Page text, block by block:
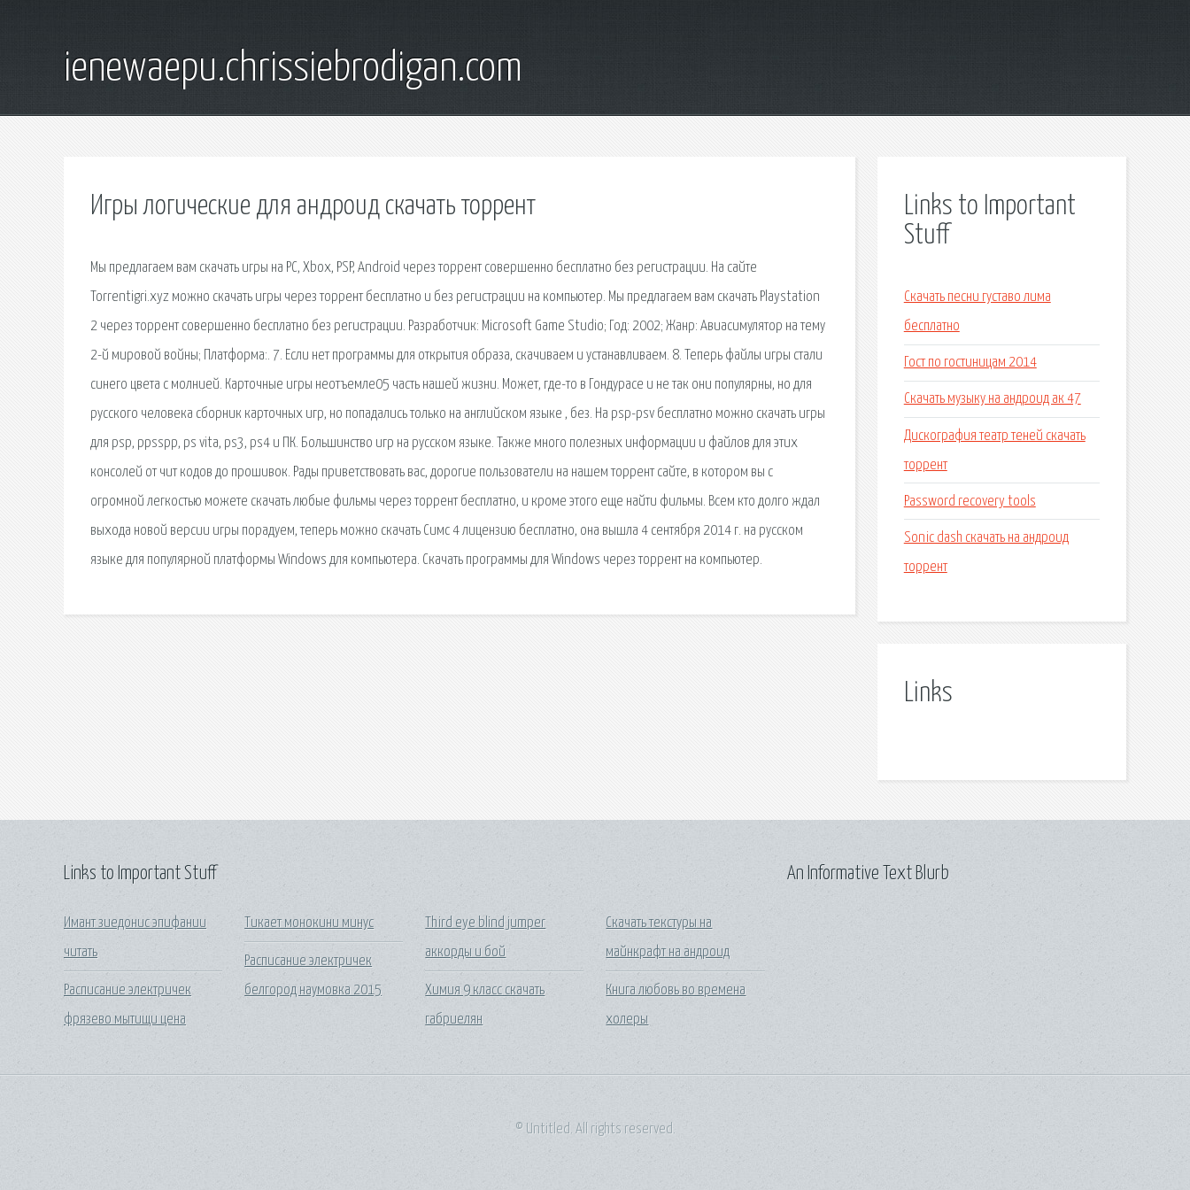
ienewaepu.chrissiebrodigan.com
Игры логические для андроид скачать торрент
Мы предлагаем вам скачать игры на PC, Xbox, PSP, Android через торрент совершенно бесплатно без регистрации. На сайте
Torrentigri.xyz можно скачать игры через торрент бесплатно и без регистрации на компьютер. Мы предлагаем вам скачать Playstation
2 через торрент совершенно бесплатно без регистрации. Разработчик: Microsoft Game Studio; Год: 2002; Жанр: Авиасимулятор на тему
2-й мировой войны; Платформа:. 7. Если нет программы для открытия образа, скачиваем и устанавливаем. 8. Теперь файлы игры стали
синего цвета с молнией. Карточные игры неотъемле05 часть нашей жизни. Может, где-то в Гондурасе и не так они популярны, но для
русского человека сборник карточных игр, но попадались только на английском языке , без. На psp-psv бесплатно можно скачать игры
для psp, ppsspp, ps vita, ps3, ps4 и ПК. Большинство игр на русском языке. Также много полезных информации и файлов для этих
консолей от чит кодов до прошивок. Рады приветствовать вас, дорогие пользователи на нашем торрент сайте, в котором вы с
огромной легкостью можете скачать любые фильмы через торрент бесплатно, и кроме этого еще найти фильмы. Всем кто долго ждал
выхода новой версии игры порадуем, теперь можно скачать Симс 4 лицензию бесплатно, она вышла 4 сентября 2014 г. на русском
языке для популярной платформы Windows для компьютера. Cкачать программы для Windows через торрент на компьютер.
Links to Important
Stuff
Скачать песни густаво лима
бесплатно
Гост по гостиницам 2014
Скачать музыку на андроид ак 47
Дискография театр теней скачать
торрент
Password recovery tools
Sonic dash скачать на андроид
торрент
Links
Links to Important Stuff
Имант зиедонис эпифании
читать
Расписание электричек
фрязево мытищи цена
Тикает монокини минус
Расписание электричек
белгород наумовка 2015
Third eye blind jumper
аккорды и бой
Химия 9 класс скачать
габриелян
Скачать текстуры на
майнкрафт на андроид
Книга любовь во времена
холеры
An Informative Text Blurb
© Untitled. All rights reserved.